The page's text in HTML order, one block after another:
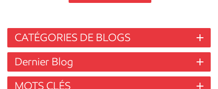
CATÉGORIES DE BLOGS
Dernier Blog
MOTS CLÉS